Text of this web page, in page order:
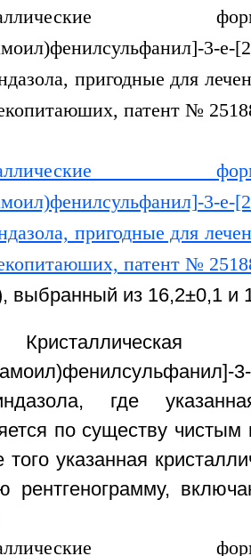
выбранный из 16,2±0,1 и
где
по существу
того указанная
рентгенограмму,